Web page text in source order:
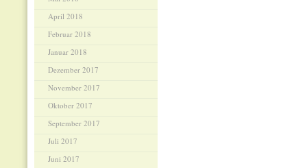
April 2018
Februar 2018
Januar 2018
Dezember 2017
November 2017
Oktober 2017
September 2017
Juli 2017
Juni 2017